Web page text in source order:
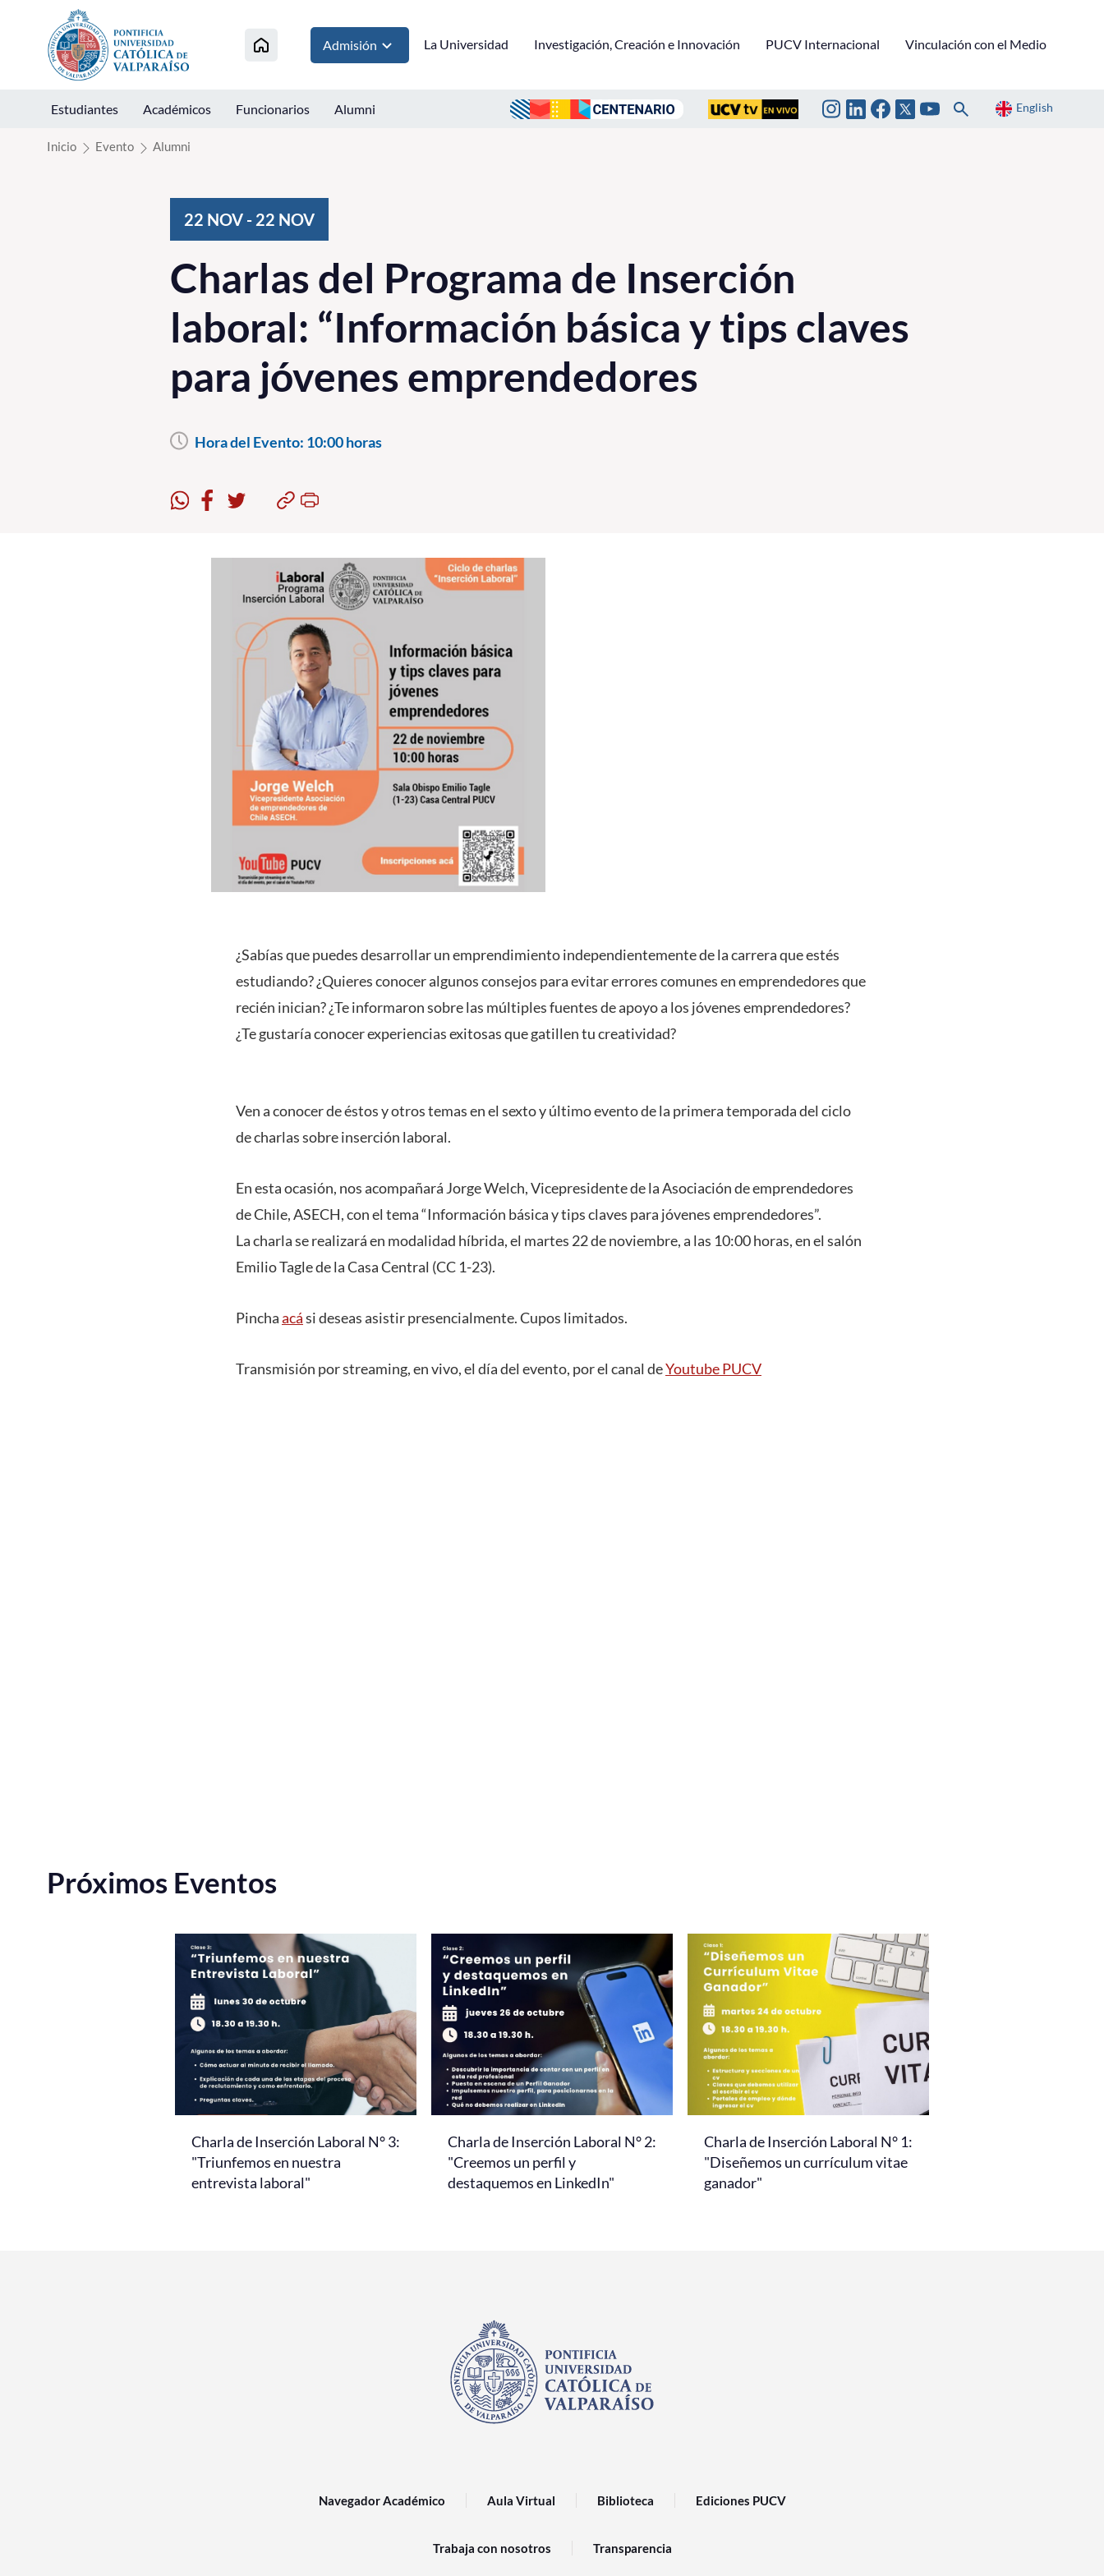
Click acá para ir directamente al contenido
Admisión La Universidad Investigación, Creación e Innovación PUCV Internacional Vinculación con el Medio
Estudiantes Académicos Funcionarios Alumni English
Inicio Evento Alumni
22 NOV - 22 NOV
Charlas del Programa de Inserción
laboral: “Información básica y tips claves
para jóvenes emprendedores
Hora del Evento: 10:00 horas
¿Sabías que puedes desarrollar un emprendimiento independientemente de la carrera que estés
estudiando? ¿Quieres conocer algunos consejos para evitar errores comunes en emprendedores que
recién inician? ¿Te informaron sobre las múltiples fuentes de apoyo a los jóvenes emprendedores?
¿Te gustaría conocer experiencias exitosas que gatillen tu creatividad?
Ven a conocer de éstos y otros temas en el sexto y último evento de la primera temporada del ciclo
de charlas sobre inserción laboral.
En esta ocasión, nos acompañará Jorge Welch, Vicepresidente de la Asociación de emprendedores
de Chile, ASECH, con el tema “Información básica y tips claves para jóvenes emprendedores”.
La charla se realizará en modalidad híbrida, el martes 22 de noviembre, a las 10:00 horas, en el salón
Emilio Tagle de la Casa Central (CC 1-23).
Pinchaacási deseas asistir presencialmente. Cupos limitados.
Transmisión por streaming, en vivo, el día del evento, por el canal deYoutube PUCV
Próximos Eventos
Charla de Inserción Laboral N° 3:
"Triunfemos en nuestra
entrevista laboral"
Charla de Inserción Laboral N° 2:
"Creemos un perfil y
destaquemos en LinkedIn"
Charla de Inserción Laboral N° 1:
"Diseñemos un currículum vitae
ganador"
Navegador Académico Aula Virtual Biblioteca Ediciones PUCV
Trabaja con nosotros Transparencia